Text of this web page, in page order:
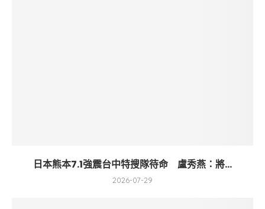
日本熊本7.1強震台中特搜隊待命 盧秀燕：將...
2026-07-29